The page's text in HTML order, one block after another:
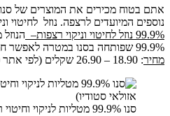
נוספים המיועדים לרצפה. נוזל לחיטוי וניקוי רצפות
99.9% נוזל לחיטוי וניקוי רצפות
–
99.9% שפותחה בסנו במטרה לאפשר חיטוי קל ומהיר למשטחים ואזורים בבית ובסביבתו.
מחיר: 18.90 – 26.90 שקלים (לפי אתר פרייסס) בבקבוק של 2 ליטר.
סנו 99.9% מטליות לניקוי